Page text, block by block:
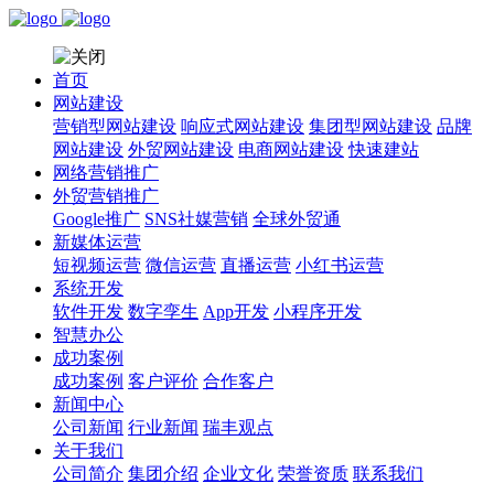
首页
网站建设
营销型网站建设 响应式网站建设 集团型网站建设 品牌
网站建设 外贸网站建设 电商网站建设 快速建站
网络营销推广
外贸营销推广
Google推广 SNS社媒营销 全球外贸通
新媒体运营
短视频运营 微信运营 直播运营 小红书运营
系统开发
软件开发 数字孪生 App开发 小程序开发
智慧办公
成功案例
成功案例 客户评价 合作客户
新闻中心
公司新闻 行业新闻 瑞丰观点
关于我们
公司简介 集团介绍 企业文化 荣誉资质 联系我们